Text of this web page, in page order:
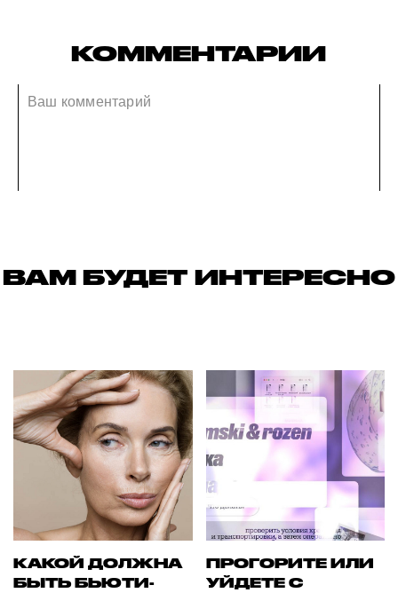
КОММЕНТАРИИ
ВАМ БУДЕТ ИНТЕРЕСНО
КАКОЙ ДОЛЖНА
БЫТЬ БЬЮТИ-
ПРОГОРИТЕ ИЛИ
УЙДЕТЕ С